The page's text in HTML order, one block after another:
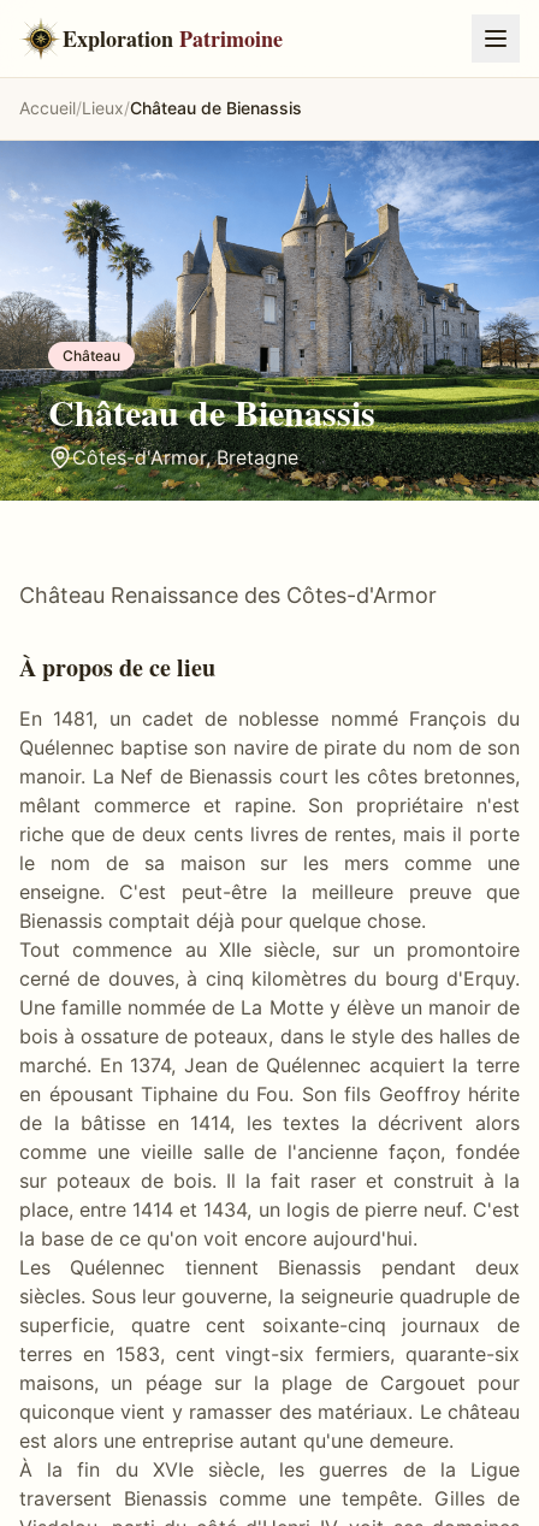
ExplorationPatrimoine
Accueil/Lieux/Château de Bienassis
Château
Château de Bienassis
Côtes-d'Armor,Bretagne
Château Renaissance des Côtes-d'Armor
À propos de ce lieu
En 1481, un cadet de noblesse nommé François du
Quélennec baptise son navire de pirate du nom de son
manoir. La Nef de Bienassis court les côtes bretonnes,
mêlant commerce et rapine. Son propriétaire n'est
riche que de deux cents livres de rentes, mais il porte
le nom de sa maison sur les mers comme une
enseigne. C'est peut-être la meilleure preuve que
Bienassis comptait déjà pour quelque chose.
Tout commence au XIIe siècle, sur un promontoire
cerné de douves, à cinq kilomètres du bourg d'Erquy.
Une famille nommée de La Motte y élève un manoir de
bois à ossature de poteaux, dans le style des halles de
marché. En 1374, Jean de Quélennec acquiert la terre
en épousant Tiphaine du Fou. Son fils Geoffroy hérite
de la bâtisse en 1414, les textes la décrivent alors
comme une vieille salle de l'ancienne façon, fondée
sur poteaux de bois. Il la fait raser et construit à la
place, entre 1414 et 1434, un logis de pierre neuf. C'est
la base de ce qu'on voit encore aujourd'hui.
Les Quélennec tiennent Bienassis pendant deux
siècles. Sous leur gouverne, la seigneurie quadruple de
superficie, quatre cent soixante-cinq journaux de
terres en 1583, cent vingt-six fermiers, quarante-six
maisons, un péage sur la plage de Cargouet pour
quiconque vient y ramasser des matériaux. Le château
est alors une entreprise autant qu'une demeure.
À la fin du XVIe siècle, les guerres de la Ligue
traversent Bienassis comme une tempête. Gilles de